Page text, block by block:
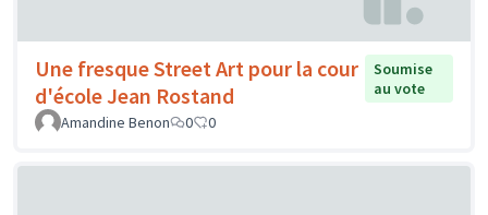
Une fresque Street Art pour la cour
d'école Jean Rostand
Soumise
au vote
Amandine Benon
0 0